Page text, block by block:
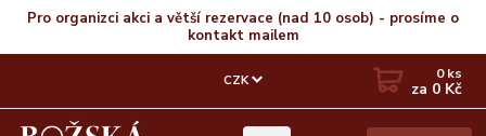
Pro organizci akci a větší rezervace (nad 10 osob) - prosíme o
kontakt mailem
CZK 0ks
za 0 Kč